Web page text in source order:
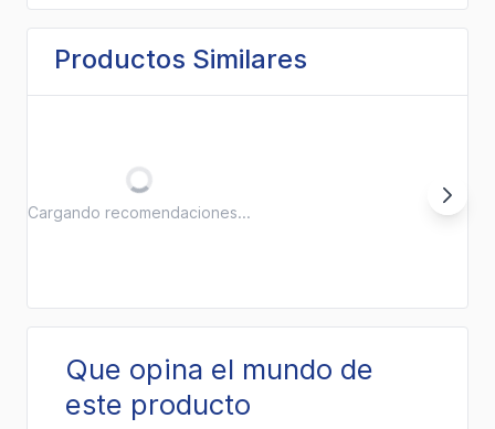
Productos Similares
Cargando recomendaciones...